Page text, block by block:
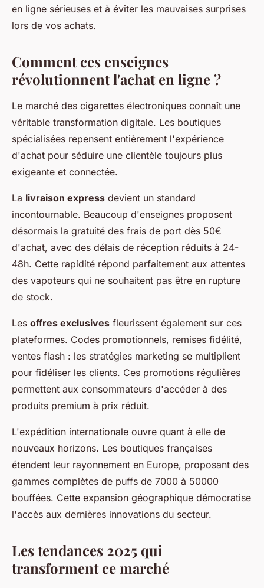
en ligne sérieuses et à éviter les mauvaises surprises
lors de vos achats.
Comment ces enseignes
révolutionnent l'achat en ligne ?
Le marché des cigarettes électroniques connaît une
véritable transformation digitale. Les boutiques
spécialisées repensent entièrement l'expérience
d'achat pour séduire une clientèle toujours plus
exigeante et connectée.
La livraison express devient un standard
incontournable. Beaucoup d'enseignes proposent
désormais la gratuité des frais de port dès 50€
d'achat, avec des délais de réception réduits à 24-
48h. Cette rapidité répond parfaitement aux attentes
des vapoteurs qui ne souhaitent pas être en rupture
de stock.
Les offres exclusives fleurissent également sur ces
plateformes. Codes promotionnels, remises fidélité,
ventes flash : les stratégies marketing se multiplient
pour fidéliser les clients. Ces promotions régulières
permettent aux consommateurs d'accéder à des
produits premium à prix réduit.
L'expédition internationale ouvre quant à elle de
nouveaux horizons. Les boutiques françaises
étendent leur rayonnement en Europe, proposant des
gammes complètes de puffs de 7000 à 50000
bouffées. Cette expansion géographique démocratise
l'accès aux dernières innovations du secteur.
Les tendances 2025 qui
transforment ce marché